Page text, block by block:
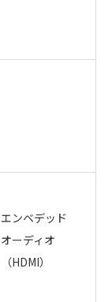
エンベデッド
オーディオ
（HDMI）